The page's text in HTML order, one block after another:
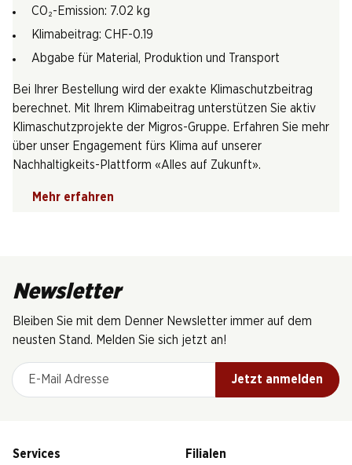
CO₂-Emission: 7.02 kg
Klimabeitrag: CHF-0.19
Abgabe für Material, Produktion und Transport
Bei Ihrer Bestellung wird der exakte Klimaschutzbeitrag
berechnet. Mit Ihrem Klimabeitrag unterstützen Sie aktiv
Klimaschutzprojekte der Migros-Gruppe. Erfahren Sie mehr
über unser Engagement fürs Klima auf unserer
Nachhaltigkeits-Plattform «Alles auf Zukunft».
Mehr erfahren
Newsletter
Bleiben Sie mit dem Denner Newsletter immer auf dem
neusten Stand. Melden Sie sich jetzt an!
E-Mail Adresse
Jetzt anmelden
Services
Filialen